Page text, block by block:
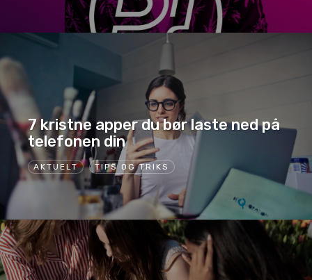
AKTUELT TIPS OG TRIKS
7 kristne apper du bør laste ned på
telefonen din